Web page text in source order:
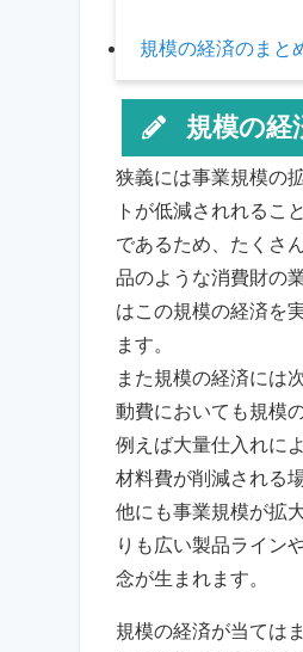
規模の経済のまと
規模の経
狭義には事業規模の
トが低減されれるこ
であるため、たくさ
品のような消費財の
はこの規模の経済を
ます。
また規模の経済には
動費においても規模
例えば大量仕入れに
材料費が削減される
他にも事業規模が拡
りも広い製品ライン
念が生まれます。
規模の経済が当ては